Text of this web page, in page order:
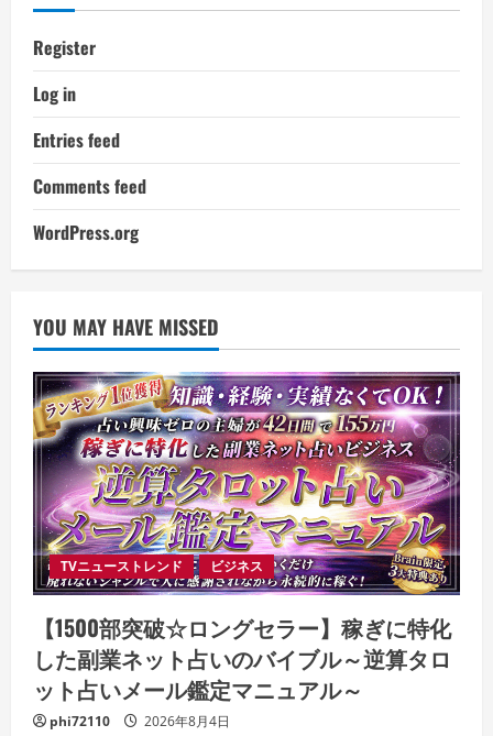
Register
Log in
Entries feed
Comments feed
WordPress.org
YOU MAY HAVE MISSED
TVニューストレンド ビジネス
【1500部突破☆ロングセラー】稼ぎに特化
した副業ネット占いのバイブル～逆算タロ
ット占いメール鑑定マニュアル～
phi72110 2026年8月4日